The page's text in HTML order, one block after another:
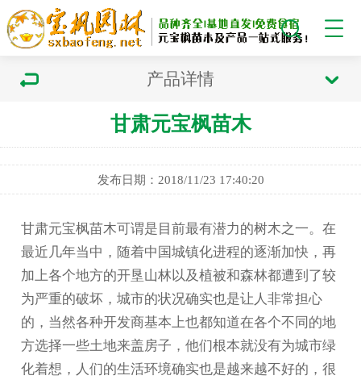
产品详情
甘肃元宝枫苗木
发布日期：2018/11/23 17:40:20
甘肃元宝枫苗木可谓是目前最有潜力的树木之一。在
最近几年当中，随着中国城镇化进程的逐渐加快，再
加上各个地方的开垦山林以及植被和森林都遭到了较
为严重的破坏，城市的状况确实也是让人非常担心
的，当然各种开发商基本上也都知道在各个不同的地
方选择一些土地来盖房子，他们根本就没有为城市绿
化着想，人们的生活环境确实也是越来越不好的，很